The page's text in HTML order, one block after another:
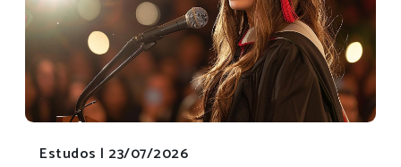
Estudos | 23/07/2026